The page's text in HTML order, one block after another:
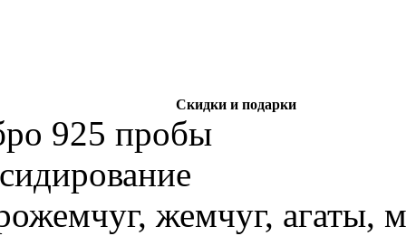
Скидки и подарки
925 пробы
жемчуг, агаты,